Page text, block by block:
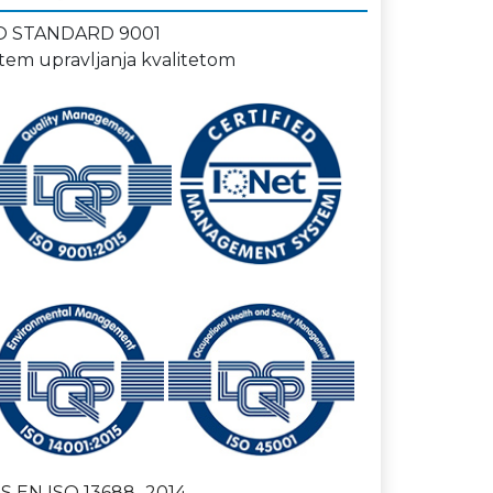
STANDARD 9001
upravljanja kvalitetom